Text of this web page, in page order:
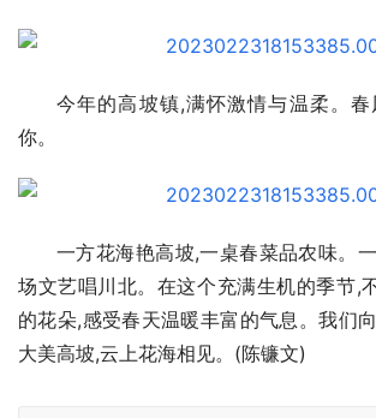
今年的高坡镇,满怀激情与温柔。
你。
一方花海艳高坡,一桌春菜品农味。
场文艺唱川北。在这个充满生机的季节,
的花朵,感受春天温暖丰富的气息。我们
大美高坡,云上花海相见。(陈镰文)